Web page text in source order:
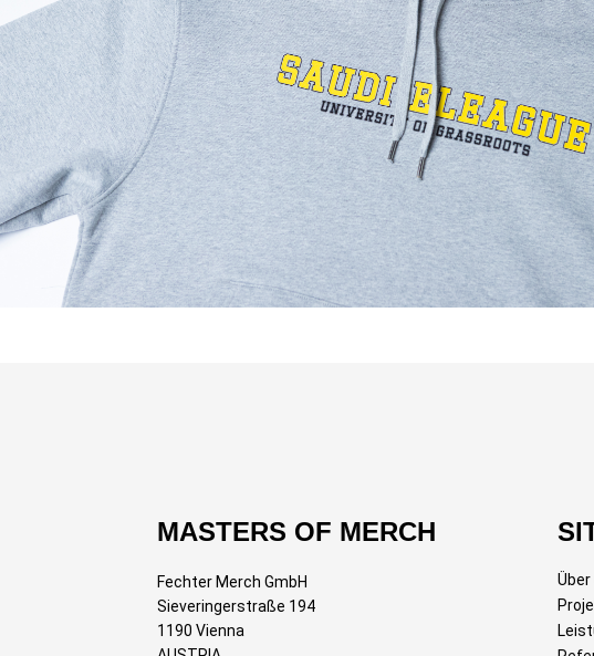
MASTERS OF MERCH
Fechter Merch GmbH
Sieveringerstraße 194
1190 Vienna
Über